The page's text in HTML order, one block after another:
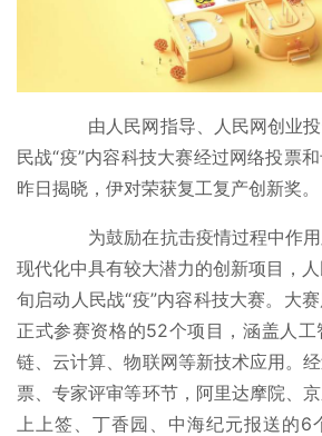
由人民网指导、人民网创业投
民战“疫”内容科技大赛经过网络投票
昨日揭晓，伊对荣获复工复产创新奖。
为鼓励在抗击疫情过程中作用
现代化中具有较大潜力的创新项目，
旬启动人民战“疫”内容科技大赛。大
正式参赛资格的52个项目，涵盖人
链、云计算、物联网等新技术应用。
票、专家评审等环节，阿里达摩院、京
上上签、丁香园、中海纪元报送的6